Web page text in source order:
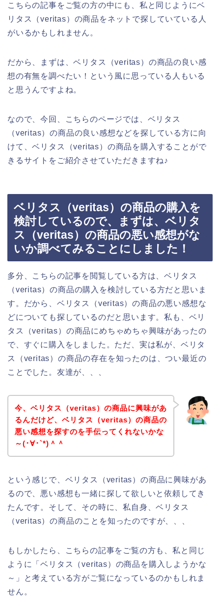
こちらの記事をご覧の方の中にも、私と同じようにベ
リタス（veritas）の商品をネットで探していている人
がいるかもしれません。
だから、まずは、ベリタス（veritas）の商品の良い感
想の有無を調べたい！という風に思っている人もいる
と思うんですよね。
なので、今回、こちらのページでは、ベリタス
（veritas）の商品の良い感想などを探している方に向
けて、ベリタス（veritas）の商品を購入することがで
きるサイトをご紹介させていただきますね♪
ベリタス（veritas）の商品の購入を
検討しているので、まずは、ベリタ
ス（veritas）の商品の悪い感想がな
いか調べてみることにしました！
多分、こちらの記事を閲覧している方は、ベリタス
（veritas）の商品の購入を検討している方だと思いま
す。だから、ベリタス（veritas）の商品の悪い感想な
どについても探しているのだと思います。私も、ベリ
タス（veritas）の商品にめちゃめちゃ興味があったの
で、すぐに購入をしました。ただ、実は私が、ベリタ
ス（veritas）の商品の存在を知ったのは、つい最近の
ことでした。友達が、、、
今、ベリタス（veritas）の商品に興味があ
るんだけど、ベリタス（veritas）の商品の
悪い感想を探すのを手伝ってくれないかな
～(･∀･`*)＾＾
という感じで、ベリタス（veritas）の商品に興味があ
るので、悪い感想も一緒に探して欲しいと依頼してき
たんです。そして、その時に、私自身、ベリタス
（veritas）の商品のことを知ったのですが、、、
もしかしたら、こちらの記事をご覧の方も、私と同じ
ように「ベリタス（veritas）の商品を購入しようかな
～」と考えている方がご覧になっているのかもしれま
せん。